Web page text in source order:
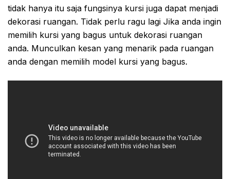
tidak hanya itu saja fungsinya kursi juga dapat menjadi
dekorasi ruangan. Tidak perlu ragu lagi Jika anda ingin
memilih kursi yang bagus untuk dekorasi ruangan
anda. Munculkan kesan yang menarik pada ruangan
anda dengan memilih model kursi yang bagus.